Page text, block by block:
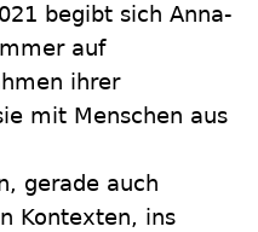
begibt sich Anna-
auf
ihrer
mit Menschen aus
gerade auch
Kontexten, ins